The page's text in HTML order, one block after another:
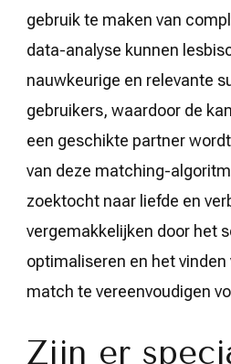
gebruik te maken van
data-analyse kunnen
nauwkeurige en relevante
gebruikers, waardoor de
een geschikte partner
van deze matching-
zoektocht naar liefde en
vergemakkelijken door het
optimaliseren en het
match te vereenvoudigen
Zijn er